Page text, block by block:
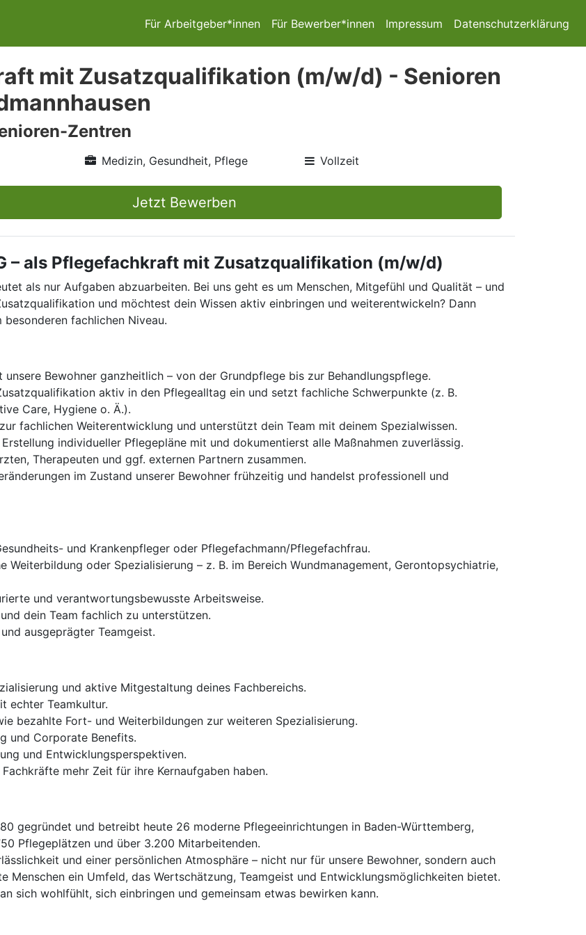
Für Arbeitgeber*innen Für Bewerber*innen Impressum Datenschutzerklärung
mit Zusatzqualifikation (m/w/d) - Senioren
Zentren
Medizin, Gesundheit, Pflege Vollzeit
Jetzt Bewerben
– als Pflegefachkraft mit Zusatzqualifikation (m/w/d)
als nur Aufgaben abzuarbeiten. Bei uns geht es um Menschen, Mitgefühl und Qualität – und
und möchtest dein Wissen aktiv einbringen und weiterentwickeln? Dann
fachlichen Niveau.
unsere Bewohner ganzheitlich – von der Grundpflege bis zur Behandlungspflege.
aktiv in den Pflegealltag ein und setzt fachliche Schwerpunkte (z. B.
Care, Hygiene o. Ä.).
fachlichen Weiterentwicklung und unterstützt dein Team mit deinem Spezialwissen.
individueller Pflegepläne mit und dokumentierst alle Maßnahmen zuverlässig.
Therapeuten und ggf. externen Partnern zusammen.
im Zustand unserer Bewohner frühzeitig und handelst professionell und
und Krankenpfleger oder Pflegefachmann/Pflegefachfrau.
Weiterbildung oder Spezialisierung – z. B. im Bereich Wundmanagement, Gerontopsychiatrie,
und verantwortungsbewusste Arbeitsweise.
dein Team fachlich zu unterstützen.
ausgeprägter Teamgeist.
und aktive Mitgestaltung deines Fachbereichs.
echter Teamkultur.
bezahlte Fort- und Weiterbildungen zur weiteren Spezialisierung.
und Corporate Benefits.
und Entwicklungsperspektiven.
mehr Zeit für ihre Kernaufgaben haben.
gegründet und betreibt heute 26 moderne Pflegeeinrichtungen in Baden-Württemberg,
Pflegeplätzen und über 3.200 Mitarbeitenden.
und einer persönlichen Atmosphäre – nicht nur für unsere Bewohner, sondern auch
Menschen ein Umfeld, das Wertschätzung, Teamgeist und Entwicklungsmöglichkeiten bietet.
sich wohlfühlt, sich einbringen und gemeinsam etwas bewirken kann.